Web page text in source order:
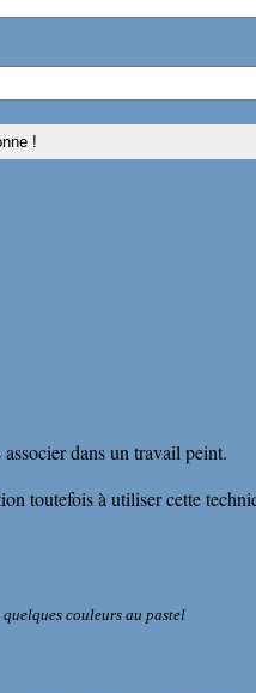
dans un travail peint.
toutefois à utiliser cette
couleurs au pastel